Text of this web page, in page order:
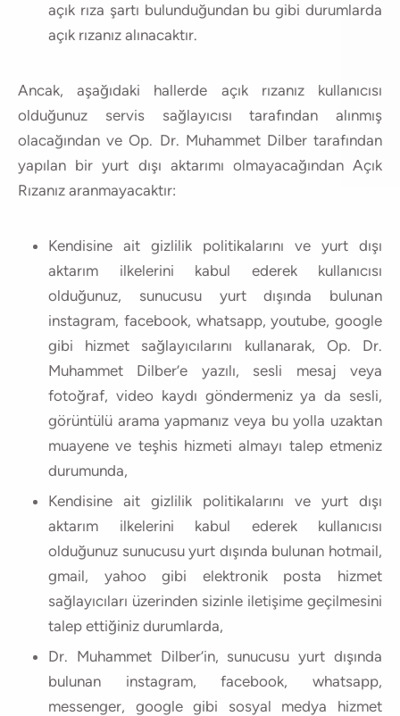
açık rıza şartı bulunduğundan bu gibi durumlarda
açık rızanız alınacaktır.
Ancak, aşağıdaki hallerde açık rızanız kullanıcısı
olduğunuz servis sağlayıcısı tarafından alınmış
olacağından ve Op. Dr. Muhammet Dilber tarafından
yapılan bir yurt dışı aktarımı olmayacağından Açık
Rızanız aranmayacaktır:
Kendisine ait gizlilik politikalarını ve yurt dışı
aktarım ilkelerini kabul ederek kullanıcısı
olduğunuz, sunucusu yurt dışında bulunan
instagram, facebook, whatsapp, youtube, google
gibi hizmet sağlayıcılarını kullanarak, Op. Dr.
Muhammet Dilber’e yazılı, sesli mesaj veya
fotoğraf, video kaydı göndermeniz ya da sesli,
görüntülü arama yapmanız veya bu yolla uzaktan
muayene ve teşhis hizmeti almayı talep etmeniz
durumunda,
Kendisine ait gizlilik politikalarını ve yurt dışı
aktarım ilkelerini kabul ederek kullanıcısı
olduğunuz sunucusu yurt dışında bulunan hotmail,
gmail, yahoo gibi elektronik posta hizmet
sağlayıcıları üzerinden sizinle iletişime geçilmesini
talep ettiğiniz durumlarda,
Dr. Muhammet Dilber’in, sunucusu yurt dışında
bulunan instagram, facebook, whatsapp,
messenger, google gibi sosyal medya hizmet